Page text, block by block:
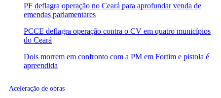
PF deflagra operação no Ceará para aprofundar venda de
emendas parlamentares
PCCE deflagra operação contra o CV em quatro municípios
do Ceará
Dois morrem em confronto com a PM em Fortim e pistola é
apreendida
Aceleração de obras